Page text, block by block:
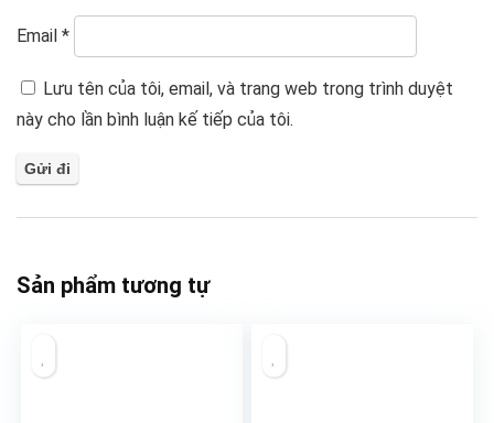
Email *
Lưu tên của tôi, email, và trang web trong trình duyệt
này cho lần bình luận kế tiếp của tôi.
Sản phẩm tương tự